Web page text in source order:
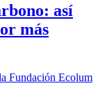
así
más
Fundación Ecolum